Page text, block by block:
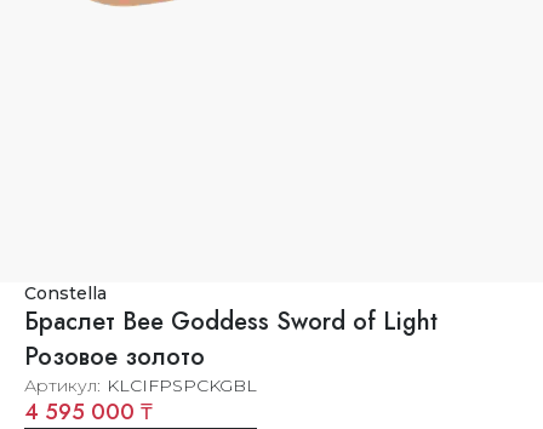
Constella
Браслет Bee Goddess Sword of Light
Розовое золото
Артикул KLCIFPSPCKGBL
4 595 000 ₸